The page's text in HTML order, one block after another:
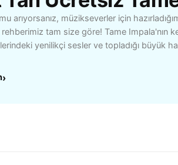
arıyorsanız, müzikseverler için
tam size göre! Tame Impala'nın
yenilikçi sesler ve topladığı büyük
kadar öne çıkan eserlerini ve sahne
bir şekilde ele alıyoruz. Ayrıca, Tame
dinleyici yorumlarına da yer veriyoruz. Tüm
için benzersiz bir kaynak!
›